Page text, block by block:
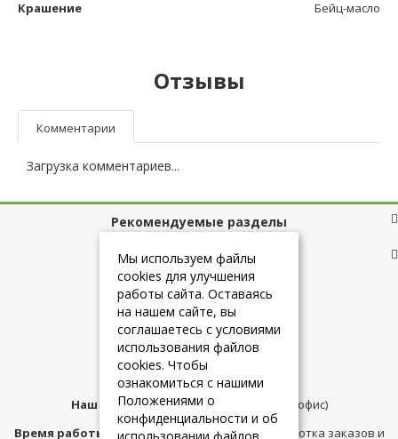
Крашение Бейц-масло
Отзывы
Комментарии
Загрузка комментариев...
Рекомендуемые разделы
Полезные ссылки
+7 (925) 084-10-60
Наш адрес:Москва,ул.Плещеева д.12 (офис)
Время работы магазина:с 10:00 до 21:00 (обработка заказов и
Мы используем файлы
cookies для улучшения
работы сайта. Оставаясь
на нашем сайте, вы
соглашаетесь с условиями
использования файлов
cookies. Чтобы
ознакомиться с нашими
Положениями о
конфиденциальности и об